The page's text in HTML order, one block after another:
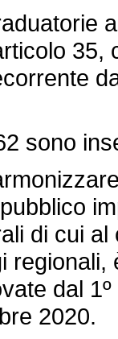
35,
sono
di cui
dal
2020.